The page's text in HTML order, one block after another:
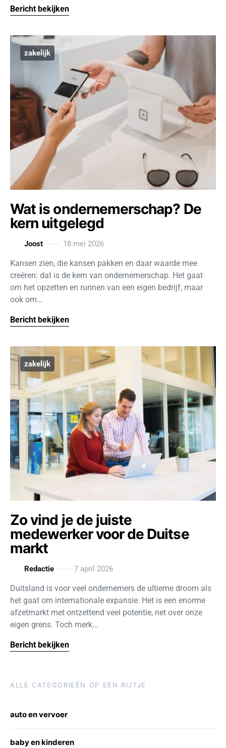
Bericht bekijken
zakelijk
Wat is ondernemerschap? De
kern uitgelegd
Joost 18 mei 2026
Kansen zien, die kansen pakken en daar waarde mee
creëren: dat is de kern van ondernemerschap. Het gaat
om het opzetten en runnen van een eigen bedrijf, maar
ook om…
Bericht bekijken
zakelijk
Zo vind je de juiste
medewerker voor de Duitse
markt
Redactie 7 april 2026
Duitsland is voor veel ondernemers de ultieme droom als
het gaat om internationale expansie. Het is een enorme
afzetmarkt met ontzettend veel potentie, net over onze
eigen grens. Toch merk…
Bericht bekijken
ALLE CATEGORIEËN OP EEN RIJTJE
auto en vervoer
baby en kinderen